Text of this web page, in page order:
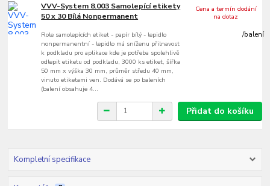
VVV-System 8.003 Samolepící etikety
50 x 30 Bílá Nonpermanent
Role samolepících etiket - papír bílý - lepidlo
nonpermanentní - lepidlo má sníženu přilnavost
k podkladu pro aplikace kde je potřeba spolehlivě
odlepit etiketu od podkladu, 3000 ks etiket, šířka
50 mm x výška 30 mm, průměr středu 40 mm,
vinuto etiketami ven. Dodává se po baleních
(balení obsahuje 4...
/balení
Cena a termín dodání
na dotaz
Přidat do košíku
Kompletní specifikace